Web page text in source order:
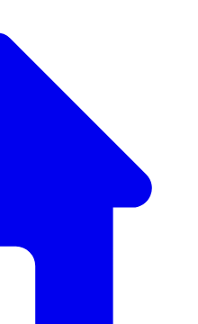
di mobili di design
Mobili